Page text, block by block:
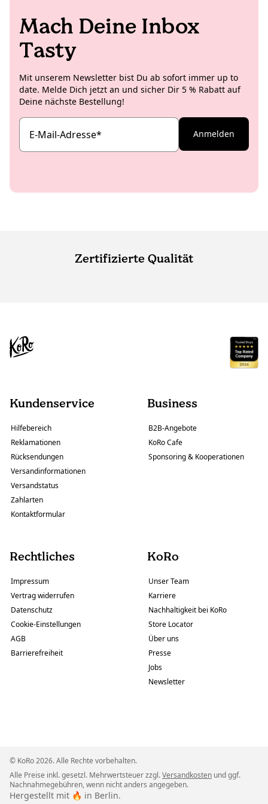
Mach Deine Inbox
Tasty
Mit unserem Newsletter bist Du ab sofort immer up to
date. Melde Dich jetzt an und sicher Dir 5 % Rabatt auf
Deine nächste Bestellung!
E-Mail-Adresse* Anmelden
Zertifizierte Qualität
Kundenservice
Hilfebereich
Reklamationen
Rücksendungen
Versandinformationen
Versandstatus
Zahlarten
Kontaktformular
Business
B2B-Angebote
KoRo Cafe
Sponsoring & Kooperationen
Rechtliches
Impressum
Vertrag widerrufen
Datenschutz
Cookie-Einstellungen
AGB
Barrierefreiheit
KoRo
Unser Team
Karriere
Nachhaltigkeit bei KoRo
Store Locator
Über uns
Presse
Jobs
Newsletter
© KoRo 2026. Alle Rechte vorbehalten.
Alle Preise inkl. gesetzl. Mehrwertsteuer zzgl.Versandkosten und ggf.
Nachnahmegebühren, wenn nicht anders angegeben.
Hergestellt mit 🔥 in Berlin.